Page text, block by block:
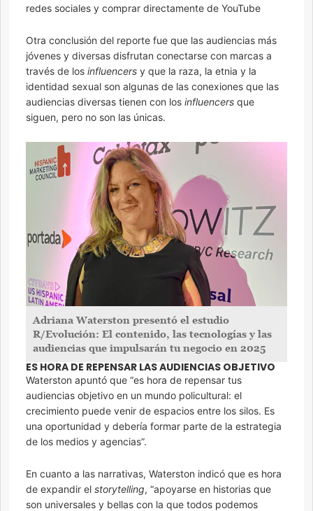
redes sociales y comprar directamente de YouTube
Otra conclusión del reporte fue que las audiencias más
jóvenes y diversas disfrutan conectarse con marcas a
través de los influencers y que la raza, la etnia y la
identidad sexual son algunas de las conexiones que las
audiencias diversas tienen con los influencers que
siguen, pero no son las únicas.
Adriana Waterston presentó el estudio
R/Evolución: El contenido, las tecnologías y las
audiencias que impulsarán tu negocio en 2025
ES HORA DE REPENSAR LAS AUDIENCIAS OBJETIVO
Waterston apuntó que “es hora de repensar tus
audiencias objetivo en un mundo policultural: el
crecimiento puede venir de espacios entre los silos. Es
una oportunidad y debería formar parte de la estrategia
de los medios y agencias”.
En cuanto a las narrativas, Waterston indicó que es hora
de expandir el storytelling, “apoyarse en historias que
son universales y bellas con la que todos podemos